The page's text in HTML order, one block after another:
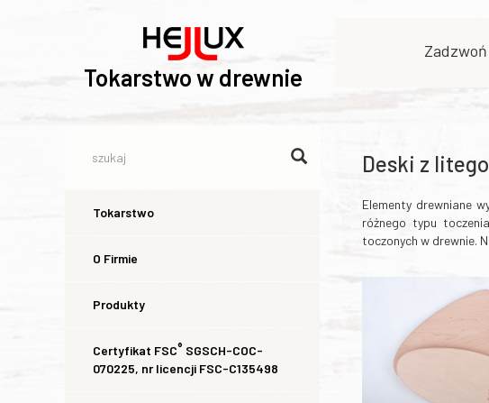
Tokarstwo w drewnie
Zadzwoń
Tokarstwo
O Firmie
Produkty
Certyfikat FSC® SGSCH-COC-
070225, nr licencji FSC-C135498
Deski z
Elementy drewniane
różnego typu
toczonych w drewnie.